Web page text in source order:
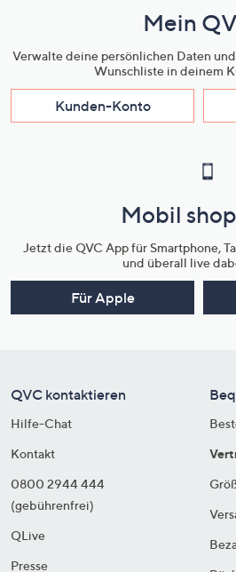
Mein
Verwalte deine persönlichen Daten
Wunschliste in deinem
Kunden-Konto
Mobil
Jetzt die QVC App für Smartphone,
und überall live
Für Apple
QVC kontaktieren
Hilfe-Chat
Kontakt
0800 2944 444
(gebührenfrei)
QLive
Presse